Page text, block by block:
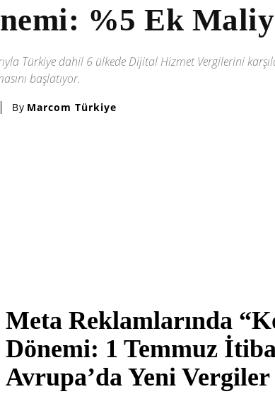
%5 Ek
Türkiye dahil 6 ülkede Dijital Hizmet Vergilerini
başlatıyor.
By Marcom Türkiye
Meta Reklamlarında
Dönemi: 1 Temmuz
Avrupa’da Yeni Vergiler